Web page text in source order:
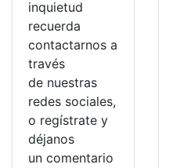
inquietud
recuerda
contactarnos a
través
de nuestras
redes sociales,
o regístrate y
déjanos
un comentario